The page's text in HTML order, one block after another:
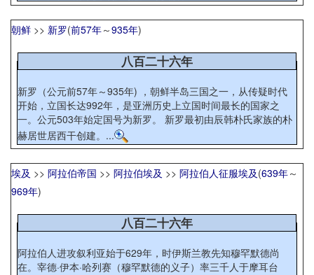
朝鲜 >> 新罗(前57年～935年)
八百二十六年
新罗（公元前57年～935年) ，朝鲜半岛三国之一，从传疑时代
开始，立国长达992年，是亚洲历史上立国时间最长的国家之
一。公元503年始定国号为新罗。 新罗最初由辰韩朴氏家族的朴
赫居世居西干创建。...
埃及 >> 阿拉伯帝国 >> 阿拉伯埃及 >> 阿拉伯人征服埃及(639年～
969年)
八百二十六年
阿拉伯人进攻叙利亚始于629年，时伊斯兰教先知穆罕默德尚
在。宰德·伊本·哈列赛（穆罕默德的义子）率三千人于摩耳台